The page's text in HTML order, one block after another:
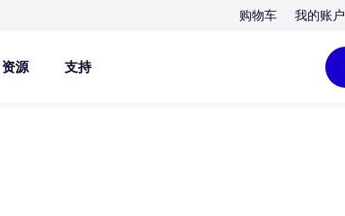
购物车 我的账户
资源 支持